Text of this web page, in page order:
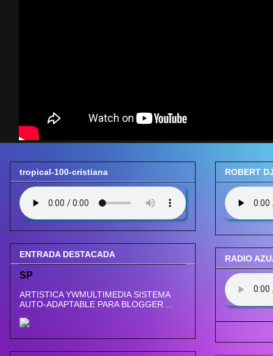
ROBERT
RADIO
tropical-100-cristiana
ENTRADA DESTACADA
SP
ARTISTICA YWMULTIMEDIA SISTEMA
AUTO-ADAPTABLE PARA BLOGGER ...